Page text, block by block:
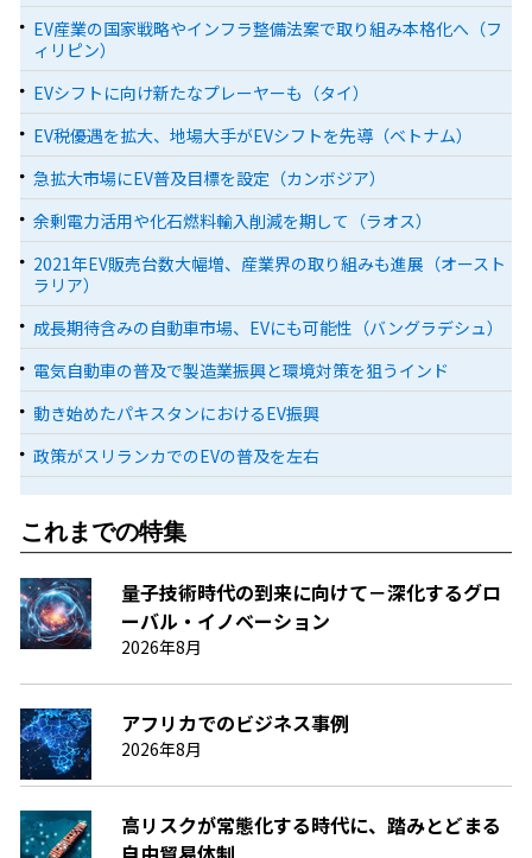
EV産業の国家戦略やインフラ整備法案で取り組み本格化へ（フ
ィリピン）
EVシフトに向け新たなプレーヤーも（タイ）
EV税優遇を拡大、地場大手がEVシフトを先導（ベトナム）
急拡大市場にEV普及目標を設定（カンボジア）
余剰電力活用や化石燃料輸入削減を期して（ラオス）
2021年EV販売台数大幅増、産業界の取り組みも進展（オースト
ラリア）
成長期待含みの自動車市場、EVにも可能性（バングラデシュ）
電気自動車の普及で製造業振興と環境対策を狙うインド
動き始めたパキスタンにおけるEV振興
政策がスリランカでのEVの普及を左右
これまでの特集
量子技術時代の到来に向けて－深化するグロ
ーバル・イノベーション
2026年8月
アフリカでのビジネス事例
2026年8月
高リスクが常態化する時代に、踏みとどまる